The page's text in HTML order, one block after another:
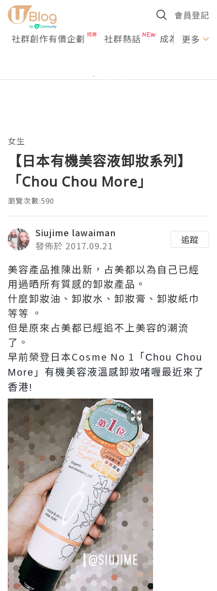
會員登記
社群創作有價企劃 社群熱話 成為U更多
女生
【日本有機美容液卸妝系列】
「Chou Chou More」
瀏覽次數:590
Siujime lawaiman
發佈於 2017.09.21
追蹤
美容產品推陳出新，占美都以為自己已經
用過晒所有質感的卸妝產品。
什麼卸妝油、卸妝水、卸妝膏、卸妝紙巾
等等 。
但是原來占美都已經追不上美容的潮流
了。
早前榮登日本Cosme No 1
「Chou Chou
More」有機美容液溫感卸妝啫喱最近來了
香港!